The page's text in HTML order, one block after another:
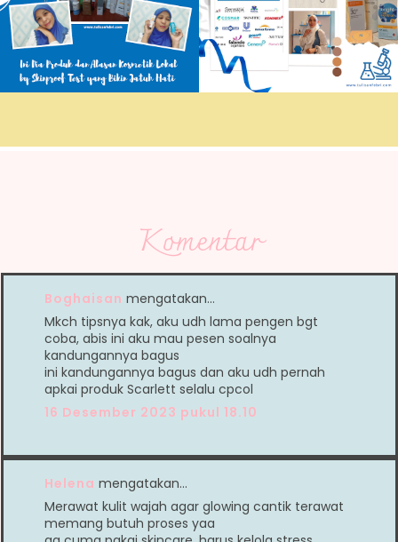
Komentar
Boghaisan mengatakan…
Mkch tipsnya kak, aku udh lama pengen bgt
coba, abis ini aku mau pesen soalnya
kandungannya bagus
ini kandungannya bagus dan aku udh pernah
apkai produk Scarlett selalu cpcol
16 Desember 2023 pukul 18.10
Helena mengatakan…
Merawat kulit wajah agar glowing cantik terawat
memang butuh proses yaa